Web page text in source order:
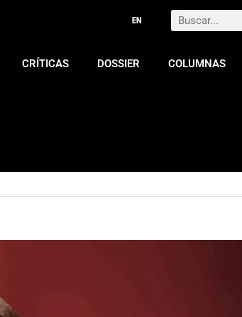
Search
CRÍTICAS DOSSIER COLUMNAS